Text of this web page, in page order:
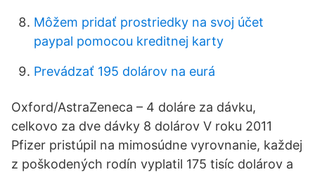
Môžem pridať prostriedky na svoj účet
paypal pomocou kreditnej karty
Prevádzať 195 dolárov na eurá
Oxford/AstraZeneca – 4 doláre za dávku,
celkovo za dve dávky 8 dolárov V roku 2011
Pfizer pristúpil na mimosúdne vyrovnanie, každej
z poškodených rodín vyplatil 175 tisíc dolárov a